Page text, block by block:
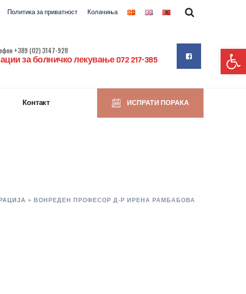
Политика за приватност Колачиња
+389 (02) 3147-928
за болничко лекување 072 217-385
Контакт ИСПРАТИ ПОРАКА
> ВОНРЕДЕН ПРОФЕСОР Д-Р ИРЕНА РАМБАБОВА